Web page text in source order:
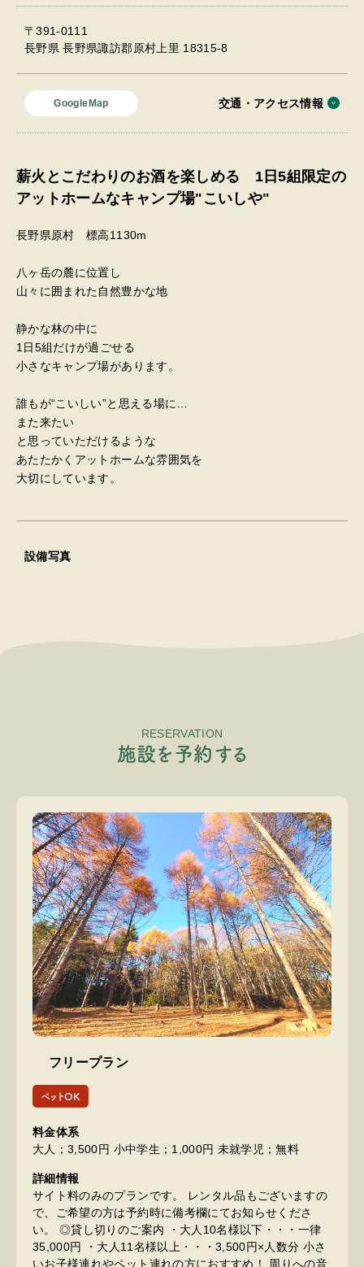
〒391-0111
長野県 長野県諏訪郡原村上里 18315-8
GoogleMap 交通・アクセス情報
薪火とこだわりのお酒を楽しめる 1日5組限定の
アットホームなキャンプ場"こいしや"
長野県原村 標高1130m
八ヶ岳の麓に位置し
山々に囲まれた自然豊かな地
静かな林の中に
1日5組だけが過ごせる
小さなキャンプ場があります。
誰もが“こいしい”と思える場に…
また来たい
と思っていただけるような
あたたかくアットホームな雰囲気を
大切にしています。
設備写真
RESERVATION
施設を 予約 する
フリープラン
ペットOK
料金体系
大人；3,500円 小中学生；1,000円 未就学児；無料
詳細情報
サイト料のみのプランです。 レンタル品もございますの
で、ご希望の方は予約時に備考欄にてお知らせくださ
い。 ◎貸し切りのご案内 ・大人10名様以下・・・一律
35,000円 ・大人11名様以上・・・3,500円×人数分 小さ
いお子様連れやペット連れの方におすすめ！ 周りへの音